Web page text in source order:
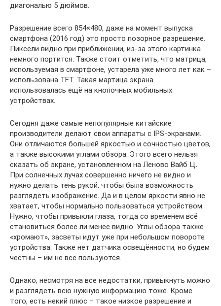
диагональю 5 дюймов.
Разрешение всего 854×480, даже на момент выпуска
смартфона (2016 год) это просто позорное разрешение.
Пиксели видно при приближении, из-за этого картинка
немного портится. Также стоит отметить, что матрица,
используемая в смартфоне, устарела уже много лет как –
использована TFT. Такая мартица экрана
использовалась ещё на кнопочных мобильных
устройствах.
Сегодня даже самые непопулярные китайские
производители делают свои аппараты с IPS-экранами.
Они отличаются большей яркостью и сочностью цветов,
а также высокими углами обзора. Этого всего нельзя
сказать об экране, установленном на Леново Вайб Ц.
При солнечных лучах совершенно ничего не видно и
нужно делать тень рукой, чтобы была возможность
разглядеть изображение. Да и в целом яркости явно не
хватает, чтобы нормально пользоваться устройством.
Нужно, чтобы привыкли глаза, тогда со временем всё
становиться более ли менее видно. Углы обзора также
«хромают», засветы идут уже при небольшом повороте
устройства. Также нет датчика освещённости, но будем
честны – им не все пользуются.
Однако, несмотря на все недостатки, привыкнуть можно
и разглядеть всю нужную информацию тоже. Кроме
того, есть некий плюс – такое низкое разрешение и